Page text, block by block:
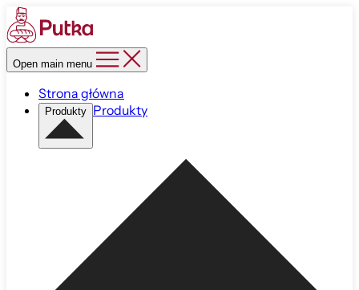
Open main menu
Strona główna
Produkty Produkty